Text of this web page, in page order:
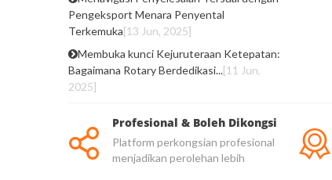
Pengeksport Menara Penyental
Terkemuka[13 Jun, 2025]
Membuka kunci Kejuruteraan Ketepatan:
Bagaimana Rotary Berdedikasi...[11 Jun,
2025]
Profesional & Boleh Dikongsi
Platform perkongsian profesional
menjadikan perolehan lebih